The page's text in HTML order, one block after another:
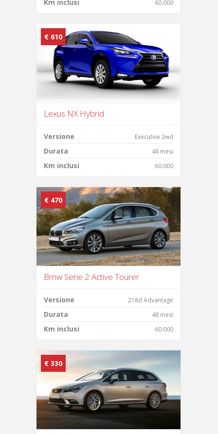
Km inclusi 60.000
€ 610
Lexus NX Hybrid
Versione Executive 2wd
Durata 48 mesi
Km inclusi 60.000
€ 470
Bmw Serie 2 Active Tourer
Versione 218d Advantage
Durata 48 mesi
Km inclusi 60.000
€ 330